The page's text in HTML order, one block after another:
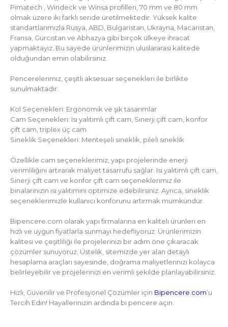
Pimatech , Windeck ve Winsa profilleri, 70 mm ve 80 mm
olmak üzere iki farklı seride üretilmektedir. Yüksek kalite
standartlarımızla Rusya, ABD, Bulgaristan, Ukrayna, Macaristan,
Fransa, Gürcistan ve Abhazya gibi birçok ülkeye ihracat
yapmaktayız. Bu sayede ürünlerimizin uluslararası kalitede
olduğundan emin olabilirsiniz.
Pencerelerimiz, çeşitli aksesuar seçenekleri ile birlikte
sunulmaktadır:
Kol Seçenekleri: Ergonomik ve şık tasarımlar
Cam Seçenekleri: Isı yalıtımlı çift cam, Sinerji çift cam, konfor
çift cam, triplex üç cam
Sineklik Seçenekleri: Menteşeli sineklik, pileli sineklik
Özellikle cam seçeneklerimiz, yapı projelerinde enerji
verimliliğini artırarak maliyet tasarrufu sağlar. Isı yalıtımlı çift cam,
Sinerji çift cam ve konfor çift cam seçeneklerimiz ile
binalarınızın ısı yalıtımını optimize edebilirsiniz. Ayrıca, sineklik
seçeneklerimizle kullanıcı konforunu artırmak mümkündür.
Bipencere.com olarak yapı firmalarına en kaliteli ürünleri en
hızlı ve uygun fiyatlarla sunmayı hedefliyoruz. Ürünlerimizin
kalitesi ve çeşitliliği ile projelerinizi bir adım öne çıkaracak
çözümler sunuyoruz. Üstelik, sitemizde yer alan detaylı
hesaplama araçları sayesinde, doğrama maliyetlerinizi kolayca
belirleyebilir ve projelerinizi en verimli şekilde planlayabilirsiniz.
Hızlı, Güvenilir ve Profesyonel Çözümler için Bipencere.com’u
Tercih Edin! Hayallerinizin ardında bi pencere açın.